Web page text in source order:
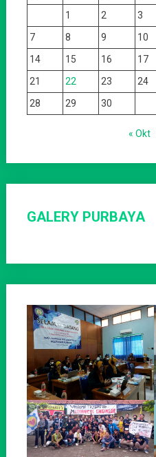
1
2 3
7
8 9 10
14
15 16 17
21
22 23 24
28
29 30
« Okt
GALERY PURBAYA